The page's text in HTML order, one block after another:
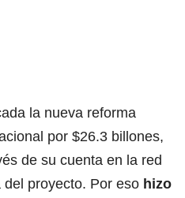
la nueva reforma
por $26.3 billones,
de su cuenta en la red
proyecto. Por eso hizo